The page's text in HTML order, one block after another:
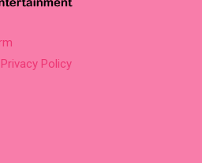
Policy